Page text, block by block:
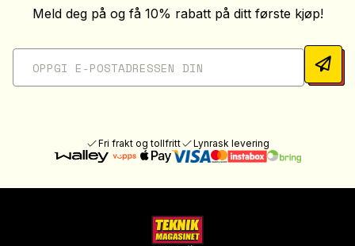
Meld deg på og få 10% rabatt på ditt første kjøp!
Fri frakt og tollfritt Lynrask levering